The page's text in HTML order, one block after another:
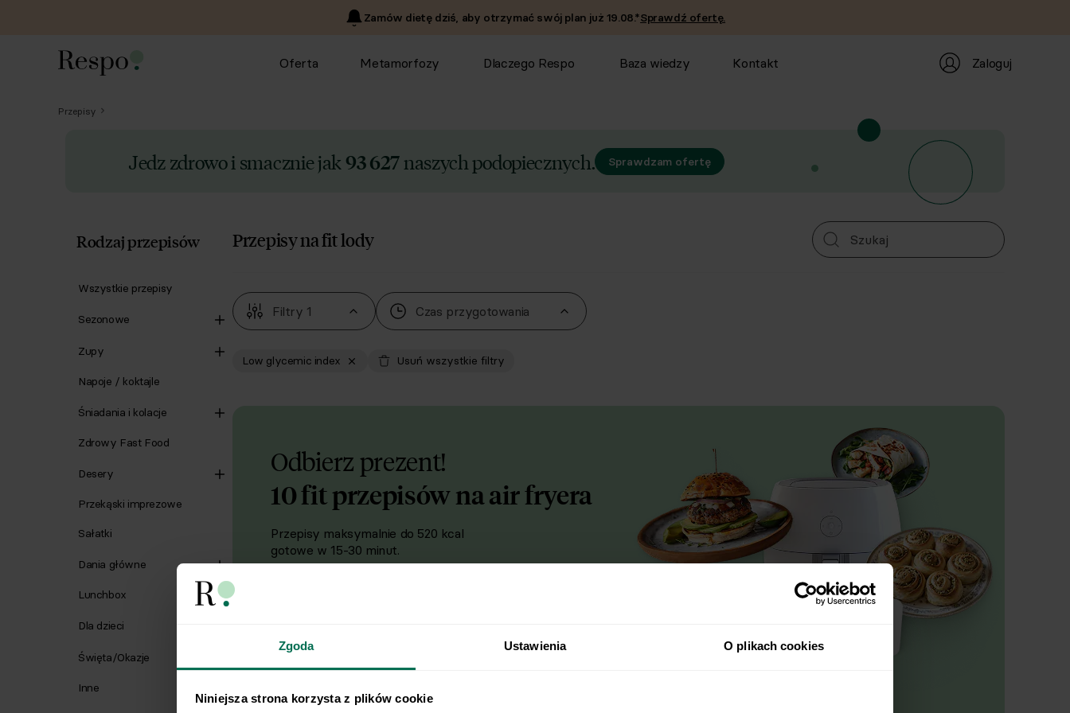
Zgoda Ustawienia O plikach cookies
Niniejsza strona korzysta z plików cookie
Zamów dietę dziś, aby otrzymać swój plan już 19.08.*Sprawdź ofertę.
Oferta Metamorfozy Dlaczego Respo Baza wiedzy Kontakt Zaloguj
Przepisy
Jedz zdrowo i smacznie jak 93 627naszych podopiecznych. Sprawdzam ofertę
Przepisy na fit lody
Filtry 1 Czas przygotowania
Low glycemic index Usuń wszystkie filtry
Odbierz prezent!
10 fit przepisów na air fryera
Przepisy maksymalnie do 520 kcal
gotowe w 15-30 minut.
Chcę darmowe przepisy
marketingowe w rozumieniu przepisów ustawy z dnia
18 lipca 2002 r. o świadczeniu usług drogą
Rodzaj przepisów
Wszystkie przepisy
Sezonowe
Zupy
Napoje / koktajle
Śniadania i kolacje
Zdrowy Fast Food
Desery
Przekąski imprezowe
Sałatki
Dania główne
Lunchbox
Dla dzieci
Święta/Okazje
Inne